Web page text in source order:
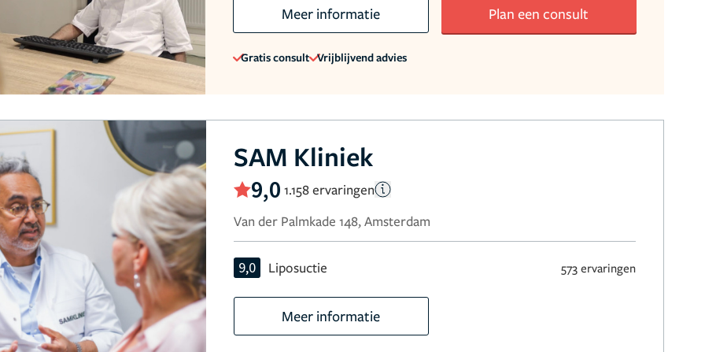
Meer informatie Plan een consult
Gratis consult Vrijblijvend advies
SAM Kliniek
9,0 1.158 ervaringen
Van der Palmkade 148, Amsterdam
9,0 Liposuctie 573 ervaringen
Meer informatie